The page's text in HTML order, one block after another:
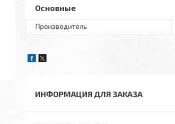
Основные
Производитель
ИНФОРМАЦИЯ ДЛЯ ЗАКАЗА